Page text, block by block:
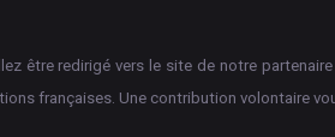
être redirigé vers le site de notre
françaises. Une contribution volontaire